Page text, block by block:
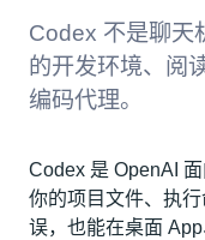
Codex 不是聊天
的开发环境、阅
编码代理。
Codex 是 OpenAI
你的项目文件、执
误，也能在桌面